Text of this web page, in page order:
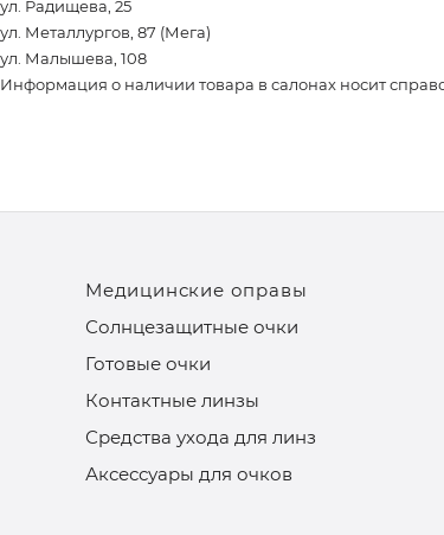
ул. Радищева, 25
ул. Металлургов, 87 (Мега)
ул. Малышева, 108
Информация о наличии товара в салонах носит
Медицинские оправы
Солнцезащитные очки
Готовые очки
Контактные линзы
Средства ухода для линз
Аксессуары для очков